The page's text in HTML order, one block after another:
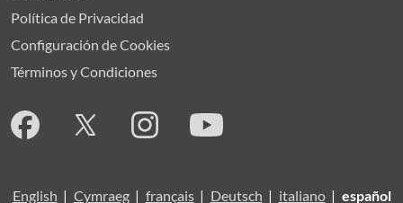
Política de Privacidad
Configuración de Cookies
Términos y Condiciones
English | Cymraeg| français| Deutsch | italiano| español